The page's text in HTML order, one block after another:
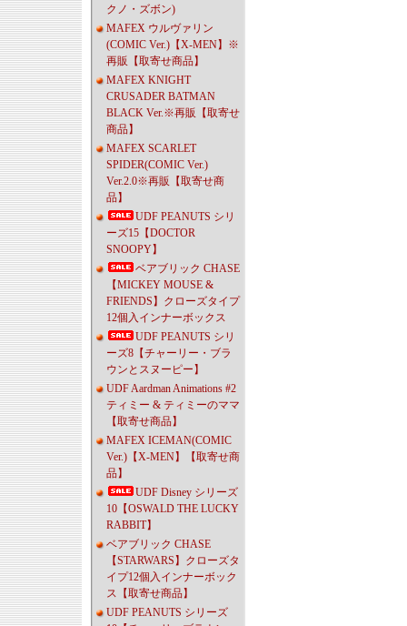
クノ・ズボン)
MAFEX ウルヴァリン
(COMIC Ver.)【X-MEN】※
再販【取寄せ商品】
MAFEX KNIGHT
CRUSADER BATMAN
BLACK Ver.※再販【取寄せ
商品】
MAFEX SCARLET
SPIDER(COMIC Ver.)
Ver.2.0※再販【取寄せ商
品】
UDF PEANUTS シリ
ーズ15【DOCTOR
SNOOPY】
ベアブリック CHASE
【MICKEY MOUSE &
FRIENDS】クローズタイプ
12個入インナーボックス
UDF PEANUTS シリ
ーズ8【チャーリー・ブラ
ウンとスヌーピー】
UDF Aardman Animations #2
ティミー & ティミーのママ
【取寄せ商品】
MAFEX ICEMAN(COMIC
Ver.)【X-MEN】【取寄せ商
品】
UDF Disney シリーズ
10【OSWALD THE LUCKY
RABBIT】
ベアブリック CHASE
【STARWARS】クローズタ
イプ12個入インナーボック
ス【取寄せ商品】
UDF PEANUTS シリーズ